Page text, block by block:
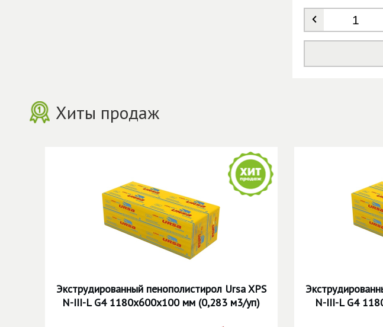
Количество
Хиты продаж
Экструдированный пенополистирол Ursa XPS
N-III-L G4 1180х600х100 мм (0,283 м3/уп)
N-III-L G4